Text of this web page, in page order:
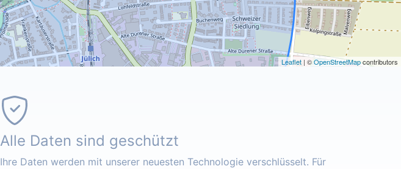
Leaflet | ©OpenStreetMapcontributors
Alle Daten sind geschützt
Ihre Daten werden mit unserer neuesten Technologie verschlüsselt. Für